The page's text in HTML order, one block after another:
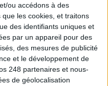
ou accédons à des
les cookies, et traitons
des identifiants uniques et
par un appareil pour des
des mesures de publicité
et le développement de
248 partenaires et nous-
de géolocalisation
?
compte?